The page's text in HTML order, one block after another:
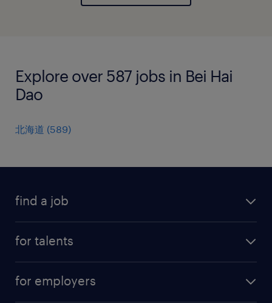
Explore over 587 jobs in Bei Hai
Dao
北海道 (589)
find a job
for talents
professional career
for employers